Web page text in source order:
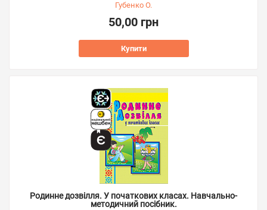
Губенко О.
50,00 грн
Купити
Родинне дозвілля. У початкових класах. Навчально-
методичний посібник.